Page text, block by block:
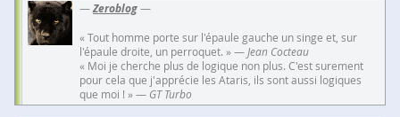
—Zeroblog—
« Tout homme porte sur l'épaule gauche un singe et, sur
l'épaule droite, un perroquet. » —Jean Cocteau
« Moi je cherche plus de logique non plus. C'est surement
pour cela que j'apprécie les Ataris, ils sont aussi logiques
que moi ! » — GT Turbo